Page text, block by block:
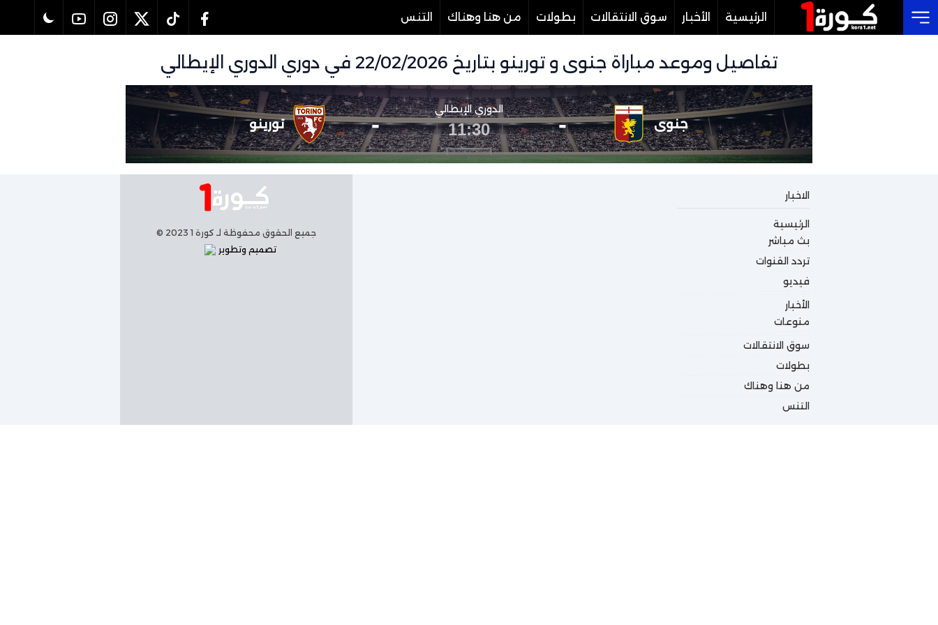
الرئيسية الأخبار سوق الانتقالات بطولات من هنا وهناك التنس
تفاصيل وموعد مباراة جنوى و تورينو بتاريخ 22/02/2026 في دوري الدوري الإيطالي
جنوى -
الدوري الإيطالي
11:30
- تورينو
الاخبار
الرئيسية
بث مباشر
تردد القنوات
فيديو
الأخبار
منوعات
سوق الانتقالات
بطولات
من هنا وهناك
التنس
جميع الحقوق محفوظة لـ كورة 1 2023 ©
تصميم وتطوير